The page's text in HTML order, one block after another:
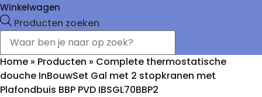
Winkelwagen
Producten zoeken
Home » Producten » Complete thermostatische
douche InBouwSet Gal met 2 stopkranen met
Plafondbuis BBP PVD IBSGL70BBP2